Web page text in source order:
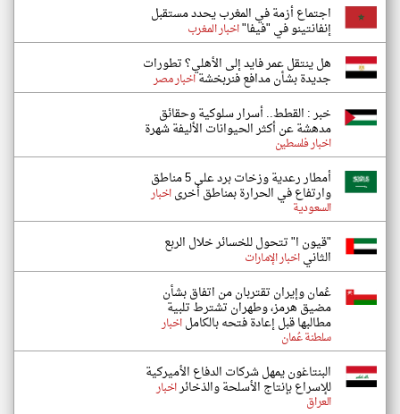
اجتماع أزمة في المغرب يحدد مستقبل
إنفانتينو في "فيفا"اخبار المغرب
هل ينتقل عمر فايد إلى الأهلي؟ تطورات
جديدة بشأن مدافع فنربخشةاخبار مصر
خبر : القطط.. أسرار سلوكية وحقائق
مدهشة عن أكثر الحيوانات الأليفة شهرة
اخبار فلسطين
أمطار رعدية وزخات برد على 5 مناطق
وارتفاع في الحرارة بمناطق أخرىاخبار
السعودية
"قيون ا" تتحول للخسائر خلال الربع
الثانياخبار الإمارات
عُمان وإيران تقتربان من اتفاق بشأن
مضيق هرمز، وطهران تشترط تلبية
مطالبها قبل إعادة فتحه بالكاملاخبار
سلطنة عُمان
البنتاغون يمهل شركات الدفاع الأميركية
للإسراع بإنتاج الأسلحة والذخائراخبار
العراق